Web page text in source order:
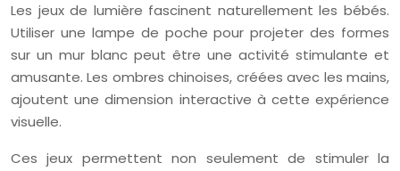
Les jeux de lumière fascinent naturellement les bébés.
Utiliser une lampe de poche pour projeter des formes
sur un mur blanc peut être une activité stimulante et
amusante. Les ombres chinoises, créées avec les mains,
ajoutent une dimension interactive à cette expérience
visuelle.
Ces jeux permettent non seulement de stimuler la